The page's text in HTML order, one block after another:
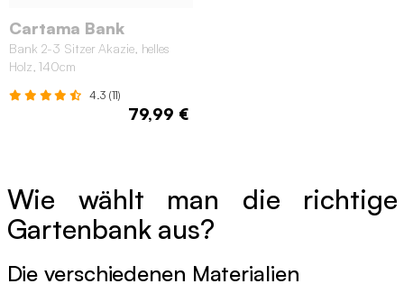
Cartama Bank
Bank 2-3 Sitzer Akazie, helles
Holz, 140cm
4.3 (11)
79,99 €
Wie wählt man die richtige
Gartenbank aus?
Die verschiedenen Materialien